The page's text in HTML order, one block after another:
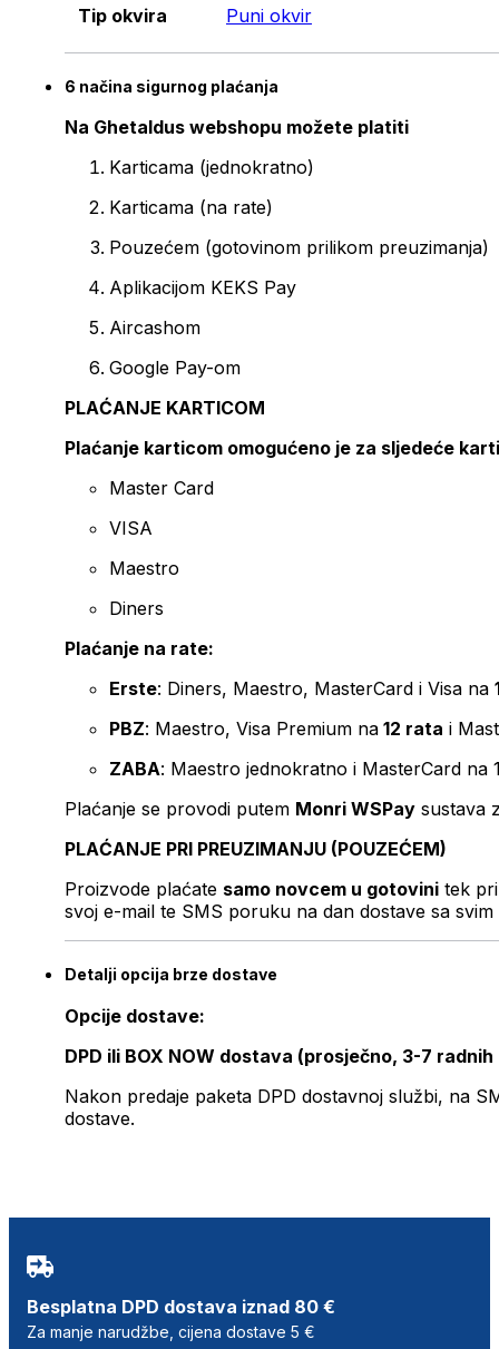
Tip okvira Puni okvir
6 načina sigurnog plaćanja
Na Ghetaldus webshopu možete platiti
Karticama (jednokratno)
Karticama (na rate)
Pouzećem (gotovinom prilikom preuzimanja)
Aplikacijom KEKS Pay
Aircashom
Google Pay-om
PLAĆANJE KARTICOM
Plaćanje karticom omogućeno je za sljedeće
Master Card
VISA
Maestro
Diners
Plaćanje na rate:
Erste: Diners, Maestro, MasterCard i Visa na
PBZ: Maestro, Visa Premium na 12 rata i
ZABA: Maestro jednokratno i MasterCard na
Plaćanje se provodi putem Monri WSPay sustava
PLAĆANJE PRI PREUZIMANJU (POUZEĆEM)
Proizvode plaćate samo novcem u gotovini tek
svoj e-mail te SMS poruku na dan dostave sa svim
Detalji opcija brze dostave
Opcije dostave:
DPD ili BOX NOW dostava (prosječno, 3-7 radnih
Nakon predaje paketa DPD dostavnoj službi, na
dostave.
Besplatna DPD dostava iznad 80 €
Za manje narudžbe, cijena dostave 5 €